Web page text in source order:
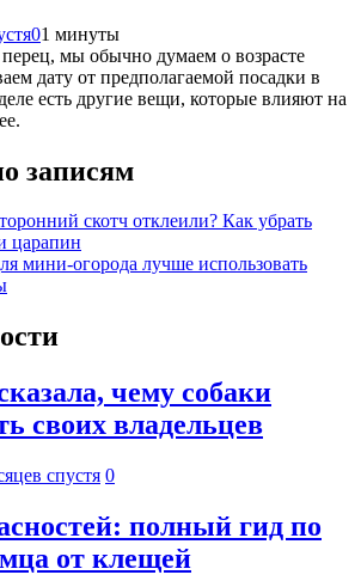
01 минуты
перец, мы обычно думаем о возрасте
дату от предполагаемой посадки в
есть другие вещи, которые влияют на
записям
скотч отклеили? Как убрать
царапин
мини-огорода лучше использовать
чему собаки
своих владельцев
спустя 0
полный гид по
от клещей